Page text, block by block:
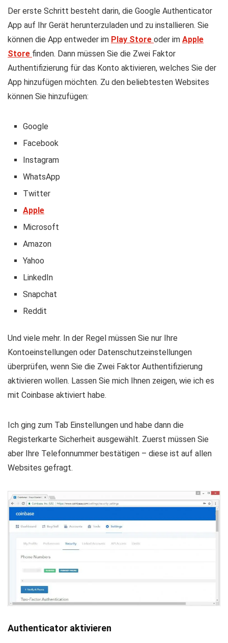
Der erste Schritt besteht darin, die Google Authenticator
App auf Ihr Gerät herunterzuladen und zu installieren. Sie
können die App entweder im Play Store oder im Apple
Store finden. Dann müssen Sie die Zwei Faktor
Authentifizierung für das Konto aktivieren, welches Sie der
App hinzufügen möchten. Zu den beliebtesten Websites
können Sie hinzufügen:
Google
Facebook
Instagram
WhatsApp
Twitter
Apple
Microsoft
Amazon
Yahoo
LinkedIn
Snapchat
Reddit
Und viele mehr. In der Regel müssen Sie nur Ihre
Kontoeinstellungen oder Datenschutzeinstellungen
überprüfen, wenn Sie die Zwei Faktor Authentifizierung
aktivieren wollen. Lassen Sie mich Ihnen zeigen, wie ich es
mit Coinbase aktiviert habe.
Ich ging zum Tab Einstellungen und habe dann die
Registerkarte Sicherheit ausgewählt. Zuerst müssen Sie
aber Ihre Telefonnummer bestätigen – diese ist auf allen
Websites gefragt.
Authenticator aktivieren